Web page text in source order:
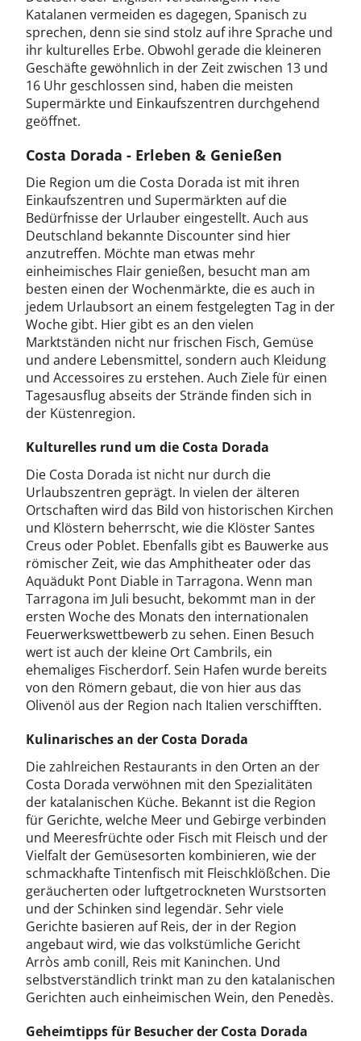
Katalanen vermeiden es dagegen, Spanisch zu
sprechen, denn sie sind stolz auf ihre Sprache und
ihr kulturelles Erbe. Obwohl gerade die kleineren
Geschäfte gewöhnlich in der Zeit zwischen 13 und
16 Uhr geschlossen sind, haben die meisten
Supermärkte und Einkaufszentren durchgehend
geöffnet.
Costa Dorada - Erleben & Genießen
Die Region um die Costa Dorada ist mit ihren
Einkaufszentren und Supermärkten auf die
Bedürfnisse der Urlauber eingestellt. Auch aus
Deutschland bekannte Discounter sind hier
anzutreffen. Möchte man etwas mehr
einheimisches Flair genießen, besucht man am
besten einen der Wochenmärkte, die es auch in
jedem Urlaubsort an einem festgelegten Tag in der
Woche gibt. Hier gibt es an den vielen
Marktständen nicht nur frischen Fisch, Gemüse
und andere Lebensmittel, sondern auch Kleidung
und Accessoires zu erstehen. Auch Ziele für einen
Tagesausflug abseits der Strände finden sich in
der Küstenregion.
Kulturelles rund um die Costa Dorada
Die Costa Dorada ist nicht nur durch die
Urlaubszentren geprägt. In vielen der älteren
Ortschaften wird das Bild von historischen Kirchen
und Klöstern beherrscht, wie die Klöster Santes
Creus oder Poblet. Ebenfalls gibt es Bauwerke aus
römischer Zeit, wie das Amphitheater oder das
Aquädukt Pont Diable in Tarragona. Wenn man
Tarragona im Juli besucht, bekommt man in der
ersten Woche des Monats den internationalen
Feuerwerkswettbewerb zu sehen. Einen Besuch
wert ist auch der kleine Ort Cambrils, ein
ehemaliges Fischerdorf. Sein Hafen wurde bereits
von den Römern gebaut, die von hier aus das
Olivenöl aus der Region nach Italien verschifften.
Kulinarisches an der Costa Dorada
Die zahlreichen Restaurants in den Orten an der
Costa Dorada verwöhnen mit den Spezialitäten
der katalanischen Küche. Bekannt ist die Region
für Gerichte, welche Meer und Gebirge verbinden
und Meeresfrüchte oder Fisch mit Fleisch und der
Vielfalt der Gemüsesorten kombinieren, wie der
schmackhafte Tintenfisch mit Fleischklößchen. Die
geräucherten oder luftgetrockneten Wurstsorten
und der Schinken sind legendär. Sehr viele
Gerichte basieren auf Reis, der in der Region
angebaut wird, wie das volkstümliche Gericht
Arròs amb conill, Reis mit Kaninchen. Und
selbstverständlich trinkt man zu den katalanischen
Gerichten auch einheimischen Wein, den Penedès.
Geheimtipps für Besucher der Costa Dorada